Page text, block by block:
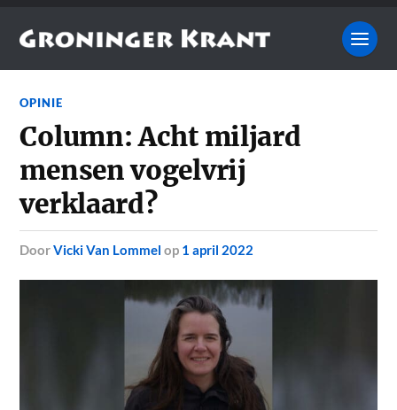
OPINIE
Column: Acht miljard
mensen vogelvrij
verklaard?
doorVicki Van Lommel op 1 april 2022